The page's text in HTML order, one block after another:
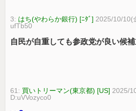
3: はち(やわらか銀行) [ﾆﾀﾞ] 2025/10/10(
ufTb50
自民が自重しても参政党が良い候
61: 買いトリーマン(東京都) [US] 2025/
D:uVVozyco0